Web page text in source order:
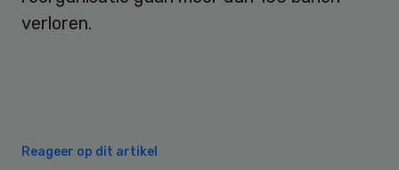
verloren.
Reageer op dit artikel